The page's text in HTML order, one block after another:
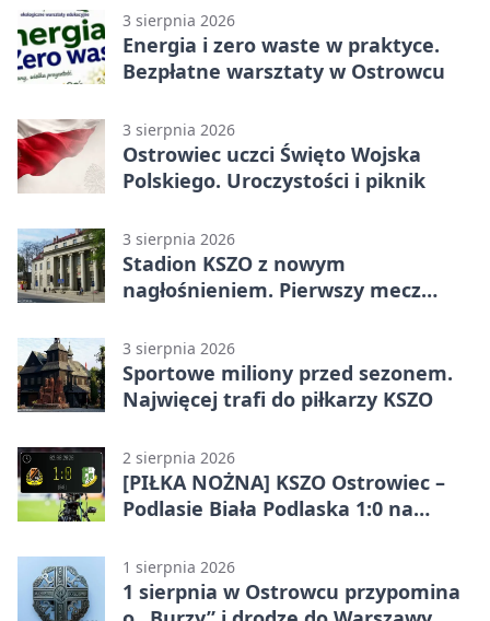
3 sierpnia 2026
Energia i zero waste w praktyce.
Bezpłatne warsztaty w Ostrowcu
3 sierpnia 2026
Ostrowiec uczci Święto Wojska
Polskiego. Uroczystości i piknik
3 sierpnia 2026
Stadion KSZO z nowym
nagłośnieniem. Pierwszy mecz
3 sierpnia 2026
Sportowe miliony przed sezonem.
Najwięcej trafi do piłkarzy KSZO
2 sierpnia 2026
[PIŁKA NOŻNA] KSZO Ostrowiec –
Podlasie Biała Podlaska 1:0 na
(Grupa IV)
1 sierpnia 2026
1 sierpnia w Ostrowcu przypomina